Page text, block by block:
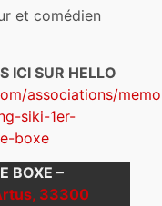
et comédien
ICISUR HELLO
associations/
siki-1er-
boxe
BOXE –
33300